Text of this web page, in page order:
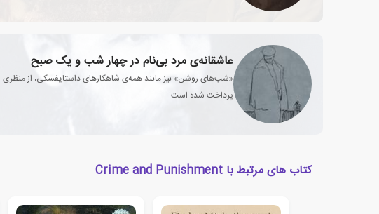
عاشقانه‌ی مرد بی‌نام در چهار شب و یک صبح
«شب‌های روشن» نیز مانند همه‌ی شاهکارهای داستایفسکی، از منظری
پرداخت شده است.
کتاب های مرتبط با Crime and Punishment